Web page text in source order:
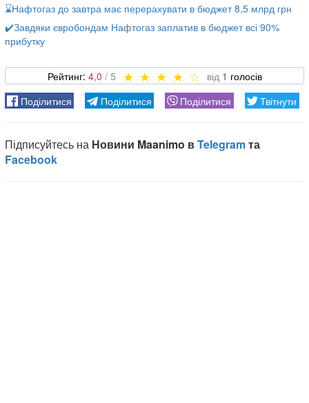
⌛️Нафтогаз до завтра має перерахувати в бюджет 8,5 млрд грн
✔️Завдяки євробондам Нафтогаз заплатив в бюджет всі 90%
прибутку
4,0 1